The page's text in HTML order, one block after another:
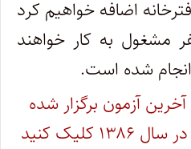
اضافه خواهیم کرد
مشغول به کار خواهند
شده است.
آزمون برگزار شده
کنید